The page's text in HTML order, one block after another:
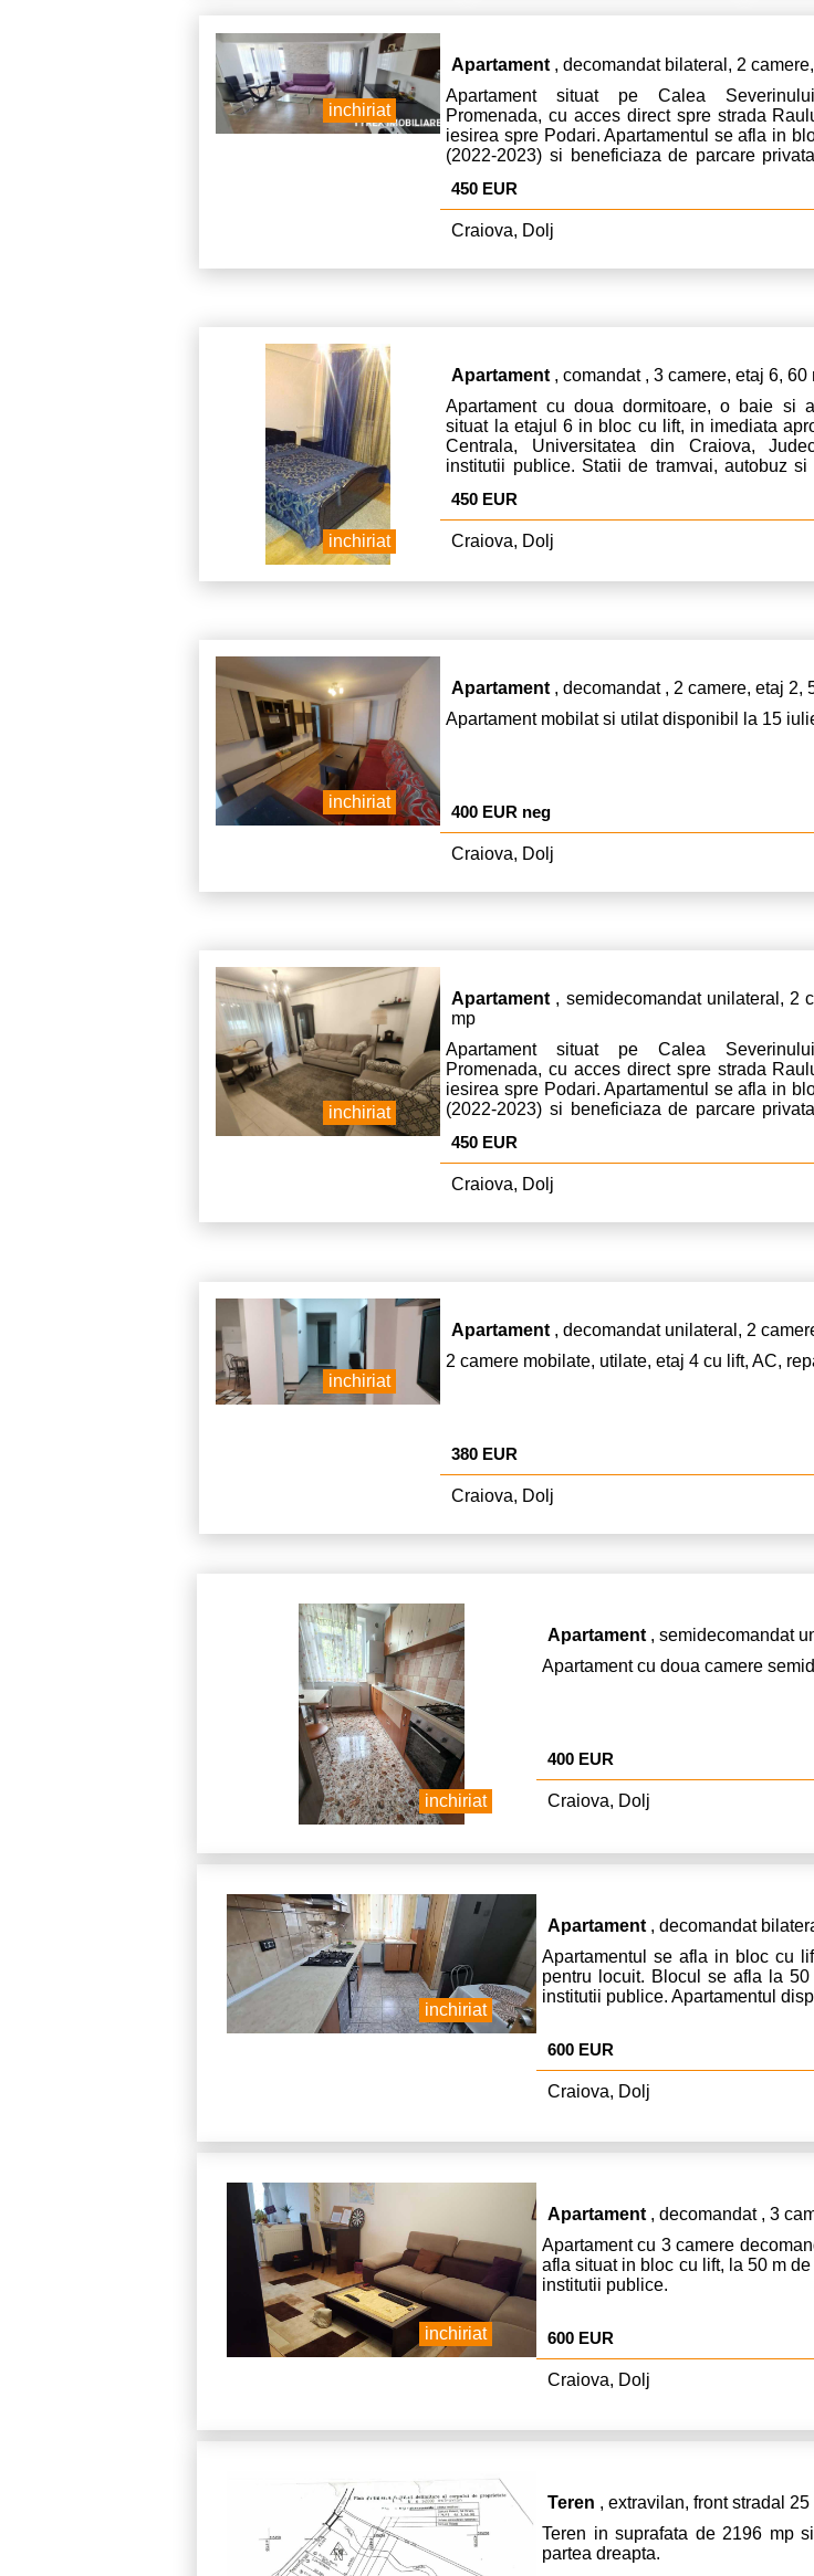
inchiriat
Apartament , decomandat bilateral, 2
Apartament situat pe Calea
Promenada, cu acces direct spre strada
iesirea spre Podari. Apartamentul se afla in
(2022-2023) si beneficiaza de parcare
450 EUR
Craiova, Dolj
inchiriat
Apartament , comandat , 3 camere, etaj 6, 60
Apartament cu doua dormitoare, o baie si
situat la etajul 6 in bloc cu lift, in imediata
Centrala, Universitatea din Craiova,
institutii publice. Statii de tramvai, autobuz si
450 EUR
Craiova, Dolj
inchiriat
Apartament , decomandat , 2 camere, etaj 2,
Apartament mobilat si utilat disponibil la 15
400 EUR neg
Craiova, Dolj
inchiriat
Apartament , semidecomandat unilateral, 2
mp
Apartament situat pe Calea
Promenada, cu acces direct spre strada
iesirea spre Podari. Apartamentul se afla in
(2022-2023) si beneficiaza de parcare
450 EUR
Craiova, Dolj
inchiriat
Apartament , decomandat unilateral, 2
2 camere mobilate, utilate, etaj 4 cu lift, AC,
380 EUR
Craiova, Dolj
inchiriat
Apartament , semidecomandat
Apartament cu doua camere
400 EUR
Craiova, Dolj
inchiriat
Apartament , decomandat
Apartamentul se afla in bloc cu
pentru locuit. Blocul se afla la
institutii publice. Apartamentul
600 EUR
Craiova, Dolj
inchiriat
Apartament , decomandat , 3
Apartament cu 3 camere
afla situat in bloc cu lift, la 50 m
institutii publice.
600 EUR
Craiova, Dolj
Teren , extravilan, front stradal 25
Teren in suprafata de 2196 mp
partea dreapta.